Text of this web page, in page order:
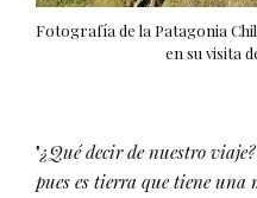
Fotografía de la Patagonia
en su visita
"¿Qué decir de nuestro
pues es tierra que tiene una